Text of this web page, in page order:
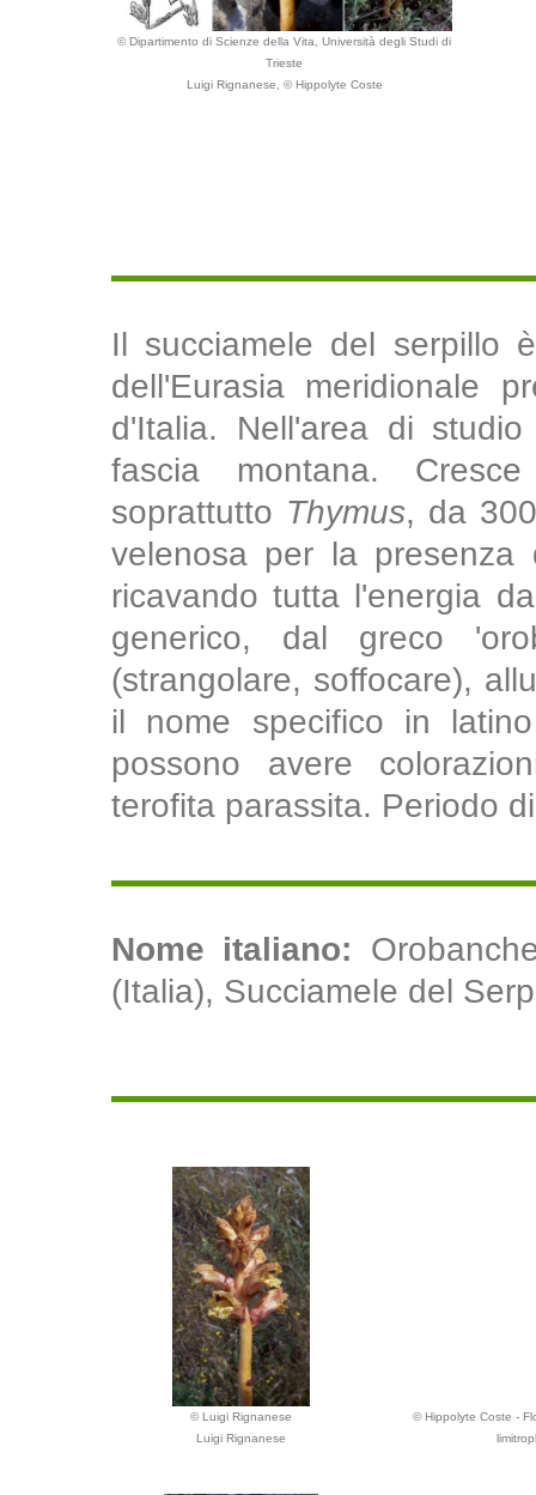
© Dipartimento di Scienze della Vita, Università degli Studi di
Trieste
Luigi Rignanese, © Hippolyte Coste
Il succiamele del serpillo
dell'Eurasia meridionale
d'Italia. Nell'area di
fascia montana.
soprattutto Thymus, da
velenosa per la
ricavando tutta l'energia
generico, dal greco
(strangolare, soffocare),
il nome specifico in
possono avere
terofita parassita. Periodo
Nome italiano:
(Italia), Succiamele del
© Luigi Rignanese
Luigi Rignanese
© Hippolyte Coste -